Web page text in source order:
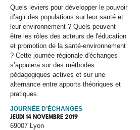
Quels leviers pour développer le pouvoir
d’agir des populations sur leur santé et
leur environnement ? Quels peuvent
être les rôles des acteurs de l'éducation
et promotion de la santé-environnement
? Cette journée régionale d'échanges
s’appuiera sur des méthodes
pédagogiques actives et sur une
alternance entre apports théoriques et
pratiques.
JOURNÉE D’ÉCHANGES
JEUDI 14 NOVEMBRE 2019
69007 Lyon